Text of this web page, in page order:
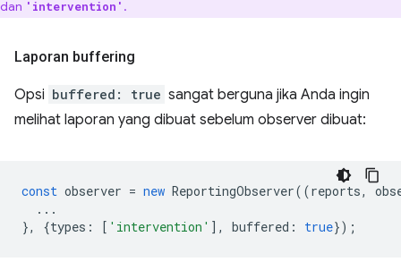
dan 'intervention' .
Laporan buffering
Opsi buffered: true sangat berguna jika Anda ingin
melihat laporan yang dibuat sebelum observer dibuat:
const observer = new ReportingObserver((reports,
...
},
{types : [ 'intervention' ], buffered : true});